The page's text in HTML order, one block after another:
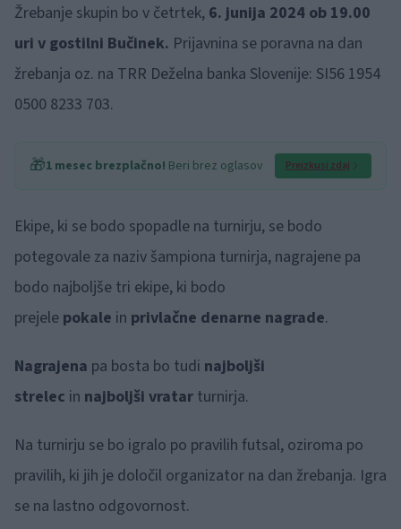
Žrebanje skupin bo v četrtek, 6. junija 2024 ob 19.00
uri v gostilni Bučinek. Prijavnina se poravna na dan
žrebanja oz. na TRR Deželna banka Slovenije: SI56 1954
0500 8233 703.
🎁1 mesec brezplačno! Beri brez oglasov Preizkusi zdaj
Ekipe, ki se bodo spopadle na turnirju, se bodo
potegovale za naziv šampiona turnirja, nagrajene pa
bodo najboljše tri ekipe, ki bodo
prejele pokale in privlačne denarne nagrade.
Nagrajena pa bosta bo tudi najboljši
strelec in najboljši vratar turnirja.
Na turnirju se bo igralo po pravilih futsal, oziroma po
pravilih, ki jih je določil organizator na dan žrebanja. Igra
se na lastno odgovornost.